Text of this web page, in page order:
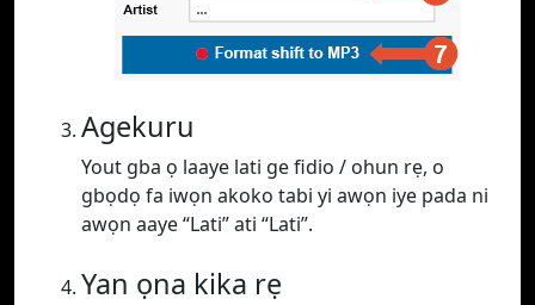
Agekuru
Yout gba ọ laaye lati ge fidio / ohun rẹ, o
gbọdọ fa iwọn akoko tabi yi awọn iye pada ni
awọn aaye “Lati” ati “Lati”.
Yan ọna kika rẹ